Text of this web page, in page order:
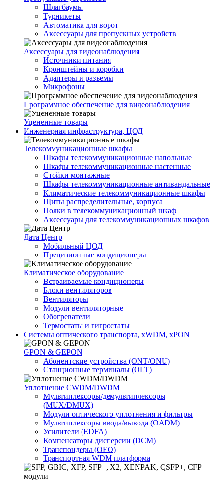
Шлагбаумы
Турникеты
Автоматика для ворот
Аксессуары для пропускных устройств
Аксессуары для видеонаблюдения
Источники питания
Кронштейны и коробки
Адаптеры и разъемы
Микрофоны
Программное обеспечение для видеонаблюдения
Уцененные товары
Инженерная инфраструктура, ЦОД
Телекоммуникационные шкафы
Шкафы телекоммуникационные напольные
Шкафы телекоммуникационные настенные
Стойки монтажные
Шкафы телекоммуникационные антивандальные
Климатические телекоммуникационные шкафы
Щиты распределительные, корпуса
Полки в телекоммуникационный шкаф
Аксессуары для телекоммуникационных шкафов
Дата Центр
Мобильный ЦОД
Прецизионные кондиционеры
Климатичeское оборудование
Встраиваемые кондиционеры
Блоки вентиляторов
Вентиляторы
Модули вентиляторные
Обогреватели
Термостаты и гигростаты
Системы оптического транспорта, xWDM, xPON
GPON & GEPON
Абонентские устройства (ONT/ONU)
Станционные терминалы (OLT)
Уплотнение CWDM/DWDM
Мультиплексоры/демультиплексоры
(MUX/DMUX)
Модули оптического уплотнения и фильтры
Мультиплексоры ввода/вывода (OADM)
Усилители (EDFA)
Компенсаторы дисперсии (DCM)
Транспондеры (OEO)
Транспортная WDM платформа